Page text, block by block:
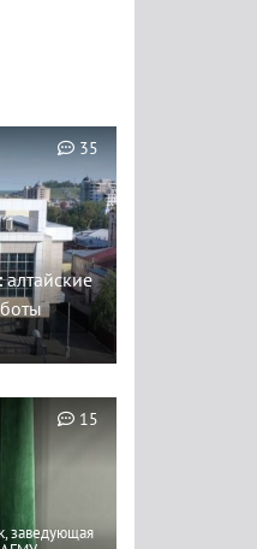
алтайские
35
заведующая
15